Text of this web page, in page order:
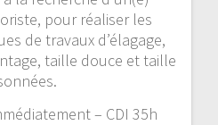
pour réaliser les
de travaux d’élagage,
taille douce et taille
– CDI 35h